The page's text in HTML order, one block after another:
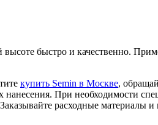
быстро и качественно.
купить Semin в Москве,
При необходимости
расходные материалы